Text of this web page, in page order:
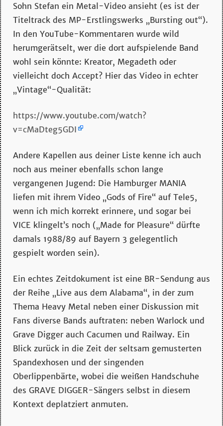
Sohn Stefan ein Metal-Video ansieht (es ist der
Titeltrack des MP-Erstlingswerks „Bursting out“).
In den YouTube-Kommentaren wurde wild
herumgerätselt, wer die dort aufspielende Band
wohl sein könnte: Kreator, Megadeth oder
vielleicht doch Accept? Hier das Video in echter
„Vintage“-Qualität:
https://www.youtube.com/watch?
v=cMaDteg5GDI
Andere Kapellen aus deiner Liste kenne ich auch
noch aus meiner ebenfalls schon lange
vergangenen Jugend: Die Hamburger MANIA
liefen mit ihrem Video „Gods of Fire“ auf Tele5,
wenn ich mich korrekt erinnere, und sogar bei
VICE klingelt’s noch („Made for Pleasure“ dürfte
damals 1988/89 auf Bayern 3 gelegentlich
gespielt worden sein).
Ein echtes Zeitdokument ist eine BR-Sendung aus
der Reihe „Live aus dem Alabama“, in der zum
Thema Heavy Metal neben einer Diskussion mit
Fans diverse Bands auftraten: neben Warlock und
Grave Digger auch Cacumen und Railway. Ein
Blick zurück in die Zeit der seltsam gemusterten
Spandexhosen und der singenden
Oberlippenbärte, wobei die weißen Handschuhe
des GRAVE DIGGER-Sängers selbst in diesem
Kontext deplatziert anmuten.